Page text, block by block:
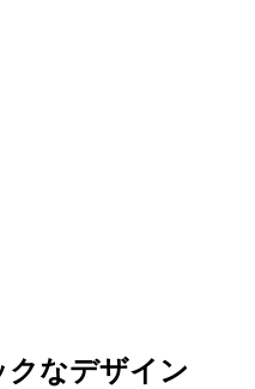
なデザイン